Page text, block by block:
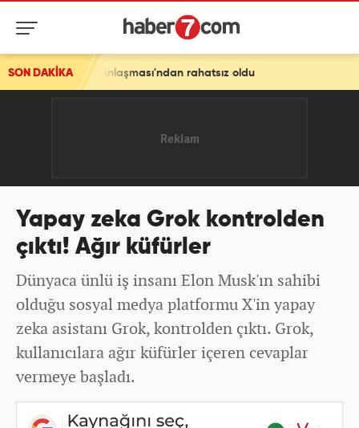
SON DAKİKA
Anlaşması'ndan rahatsız oldu
Yapay zeka Grok kontrolden
çıktı! Ağır küfürler
Dünyaca ünlü iş insanı Elon Musk'ın sahibi
olduğu sosyal medya platformu X'in yapay
zeka asistanı Grok, kontrolden çıktı. Grok,
kullanıcılara ağır küfürler içeren cevaplar
vermeye başladı.